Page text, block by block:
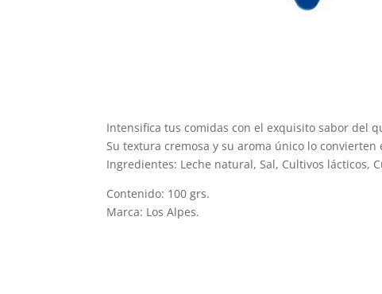
Intensifica tus comidas con el exquisito sabor del
Su textura cremosa y su aroma único lo
Ingredientes: Leche natural, Sal, Cultivos lácticos,
Contenido: 100 grs.
Marca: Los Alpes.